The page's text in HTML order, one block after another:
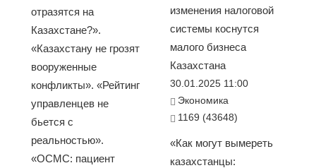
отразятся на
Казахстане?».
«Казахстану не грозят
вооруженные
конфликты». «Рейтинг
управленцев не
бьется с
реальностью».
«ОСМС: пациент
изменения налоговой
системы коснутся
малого бизнеса
Казахстана
30.01.2025 11:00
Экономика
1169 (43648)
«Как могут вымереть
казахстанцы: